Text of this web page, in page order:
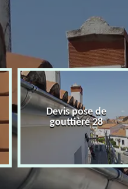
Devis pose de
gouttière 28